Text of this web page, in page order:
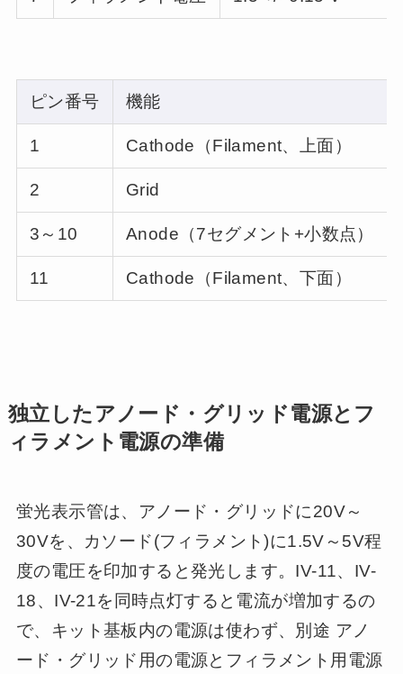
ピン番号 機能
1 Cathode（Filament、上面）
2 Grid
3～10 Anode（7セグメント+小数点）
11 Cathode（Filament、下面）
独立したアノード・グリッド電源とフ
ィラメント電源の準備
蛍光表示管は、アノード・グリッドに20V～
30Vを、カソード(フィラメント)に1.5V～5V程
度の電圧を印加すると発光します。IV-11、IV-
18、IV-21を同時点灯すると電流が増加するの
で、キット基板内の電源は使わず、別途 アノ
ード・グリッド用の電源とフィラメント用電源